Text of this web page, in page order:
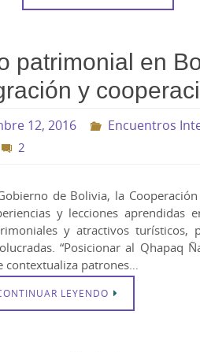
patrimonial en
y
12, 2016 Encuentros
2
de Bolivia, la
y lecciones aprendidas
y atractivos turísticos,
“Posicionar al Qhapaq
contextualiza patrones…
LEYENDO